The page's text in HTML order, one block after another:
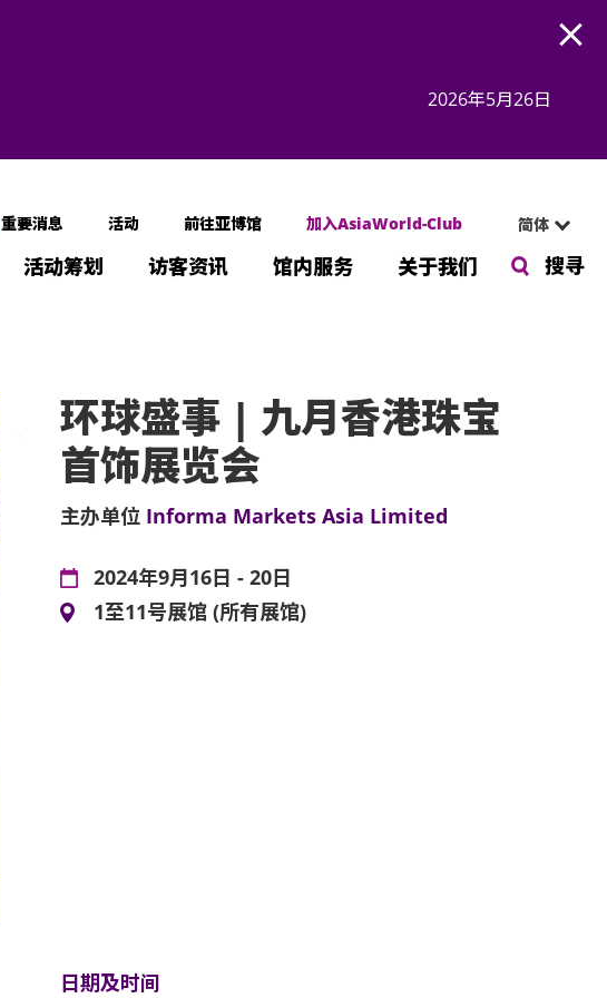
2026年5月26日
重要消息 活动 前往亚博馆 加入AsiaWorld-Club 简体
活动筹划 访客资讯 馆内服务 关于我们 搜寻
环球盛事 | 九月香港珠宝
首饰展览会
主办单位 Informa Markets Asia Limited
2024年9月16日 - 20日
1至11号展馆 (所有展馆)
日期及时间